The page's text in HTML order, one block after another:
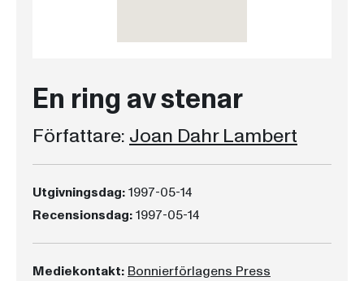
En ring av stenar
Författare: Joan Dahr Lambert
Utgivningsdag:1997-05-14
Recensionsdag:1997-05-14
Mediekontakt: Bonnierförlagens Press